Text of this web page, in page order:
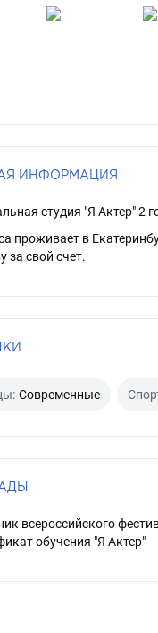
ИНФОРМАЦИЯ
студия "Я Актер" 2
проживает в
за свой счет.
Современные
всероссийского
обучения "Я Актер"